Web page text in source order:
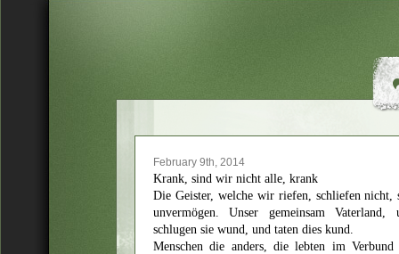
February 9th, 2014
Krank, sind wir nicht alle, krank
Die Geister, welche wir riefen, schliefen nicht,
unvermögen. Unser gemeinsam
schlugen sie wund, und taten dies kund.
Menschen die anders, die lebten im